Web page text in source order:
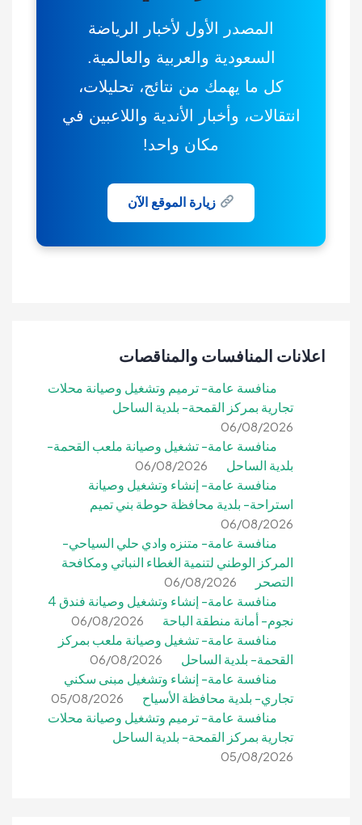
المصدر الأول لأخبار الرياضة
السعودية والعربية والعالمية.
كل ما يهمك من نتائج، تحليلات،
انتقالات، وأخبار الأندية واللاعبين في
مكان واحد!
زيارة الموقع الآن
اعلانات المنافسات والمناقصات
منافسة عامة- ترميم وتشغيل وصيانة محلات
تجارية بمركز القمحة- بلدية الساحل
06/08/2026
منافسة عامة- تشغيل وصيانة ملعب القحمة-
بلدية الساحل
06/08/2026
منافسة عامة- إنشاء وتشغيل وصيانة
استراحة- بلدية محافظة حوطة بني تميم
06/08/2026
منافسة عامة- متنزه وادي حلي السياحي-
المركز الوطني لتنمية الغطاء النباتي ومكافحة
التصحر
06/08/2026
منافسة عامة- إنشاء وتشغيل وصيانة فندق 4
نجوم- أمانة منطقة الباحة
06/08/2026
منافسة عامة- تشغيل وصيانة ملعب بمركز
القحمة- بلدية الساحل
06/08/2026
منافسة عامة- إنشاء وتشغيل مبنى سكني
تجاري- بلدية محافظة الأسياح
05/08/2026
منافسة عامة- ترميم وتشغيل وصيانة محلات
تجارية بمركز القمحة- بلدية الساحل
05/08/2026